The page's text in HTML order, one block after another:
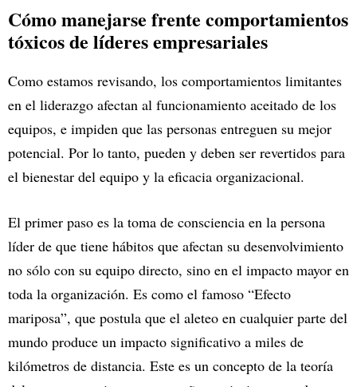
Cómo manejarse frente comportamientos
tóxicos de líderes empresariales
Como estamos revisando, los comportamientos limitantes
en el liderazgo afectan al funcionamiento aceitado de los
equipos, e impiden que las personas entreguen su mejor
potencial. Por lo tanto, pueden y deben ser revertidos para
el bienestar del equipo y la eficacia organizacional.
El primer paso es la toma de consciencia en la persona
líder de que tiene hábitos que afectan su desenvolvimiento
no sólo con su equipo directo, sino en el impacto mayor en
toda la organización. Es como el famoso “Efecto
mariposa”, que postula que el aleteo en cualquier parte del
mundo produce un impacto significativo a miles de
kilómetros de distancia. Este es un concepto de la teoría